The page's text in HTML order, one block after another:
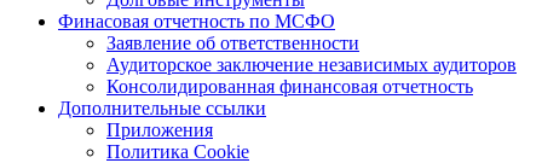
Финасовая отчетность по МСФО
Заявление об ответственности
Аудиторское заключение независимых аудиторов
Консолидированная финансовая отчетность
Дополнительные ссылки
Приложения
Политика Cookie